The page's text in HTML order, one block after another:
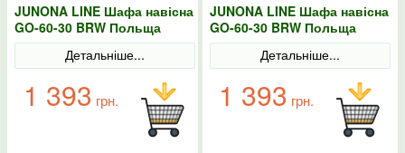
JUNONA LINE Шафа навісна
GO-60-30 BRW Польща
Сонома
Детальніше...
1 393 грн.
JUNONA LINE Шафа навісна
GO-60-30 BRW Польща
колір-білий
Детальніше...
1 393 грн.